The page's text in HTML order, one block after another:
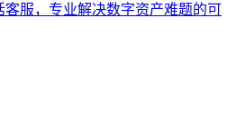
客服，专业解决数字资产难题的可